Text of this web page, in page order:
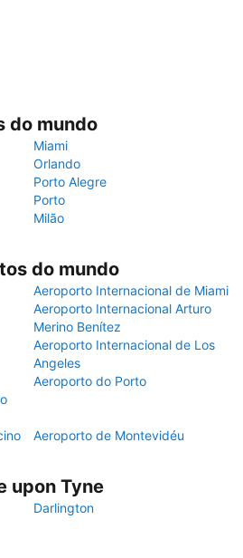
do mundo
Miami
Orlando
Porto Alegre
Porto
Milão
do mundo
Aeroporto Internacional de Miami
Aeroporto Internacional Arturo
Merino Benítez
Aeroporto Internacional de Los
Angeles
Aeroporto do Porto
Aeroporto de Montevidéu
upon Tyne
Darlington